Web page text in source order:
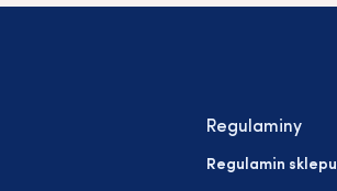
Regulaminy
Regulamin sklepu